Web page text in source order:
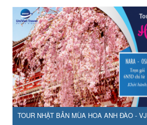
TOUR NHẬT BẢN MÙA HOA ANH ĐÀO - VJ